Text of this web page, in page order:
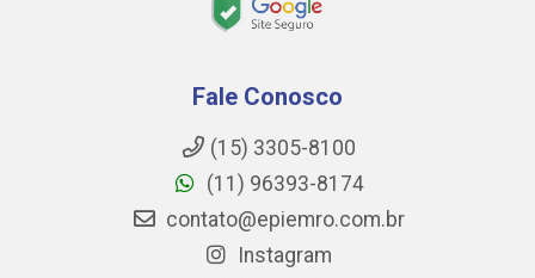
Fale Conosco
(15) 3305-8100
(11) 96393-8174
contato@epiemro.com.br
Instagram